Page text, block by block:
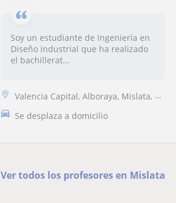
Soy un estudiante de Ingeniería en
Diseño industrial que ha realizado
el bachillerat...
Valencia Capital, Alboraya, Mislata, Tavernes Blanques
Se desplaza a domicilio
Ver todos los profesores en Mislata